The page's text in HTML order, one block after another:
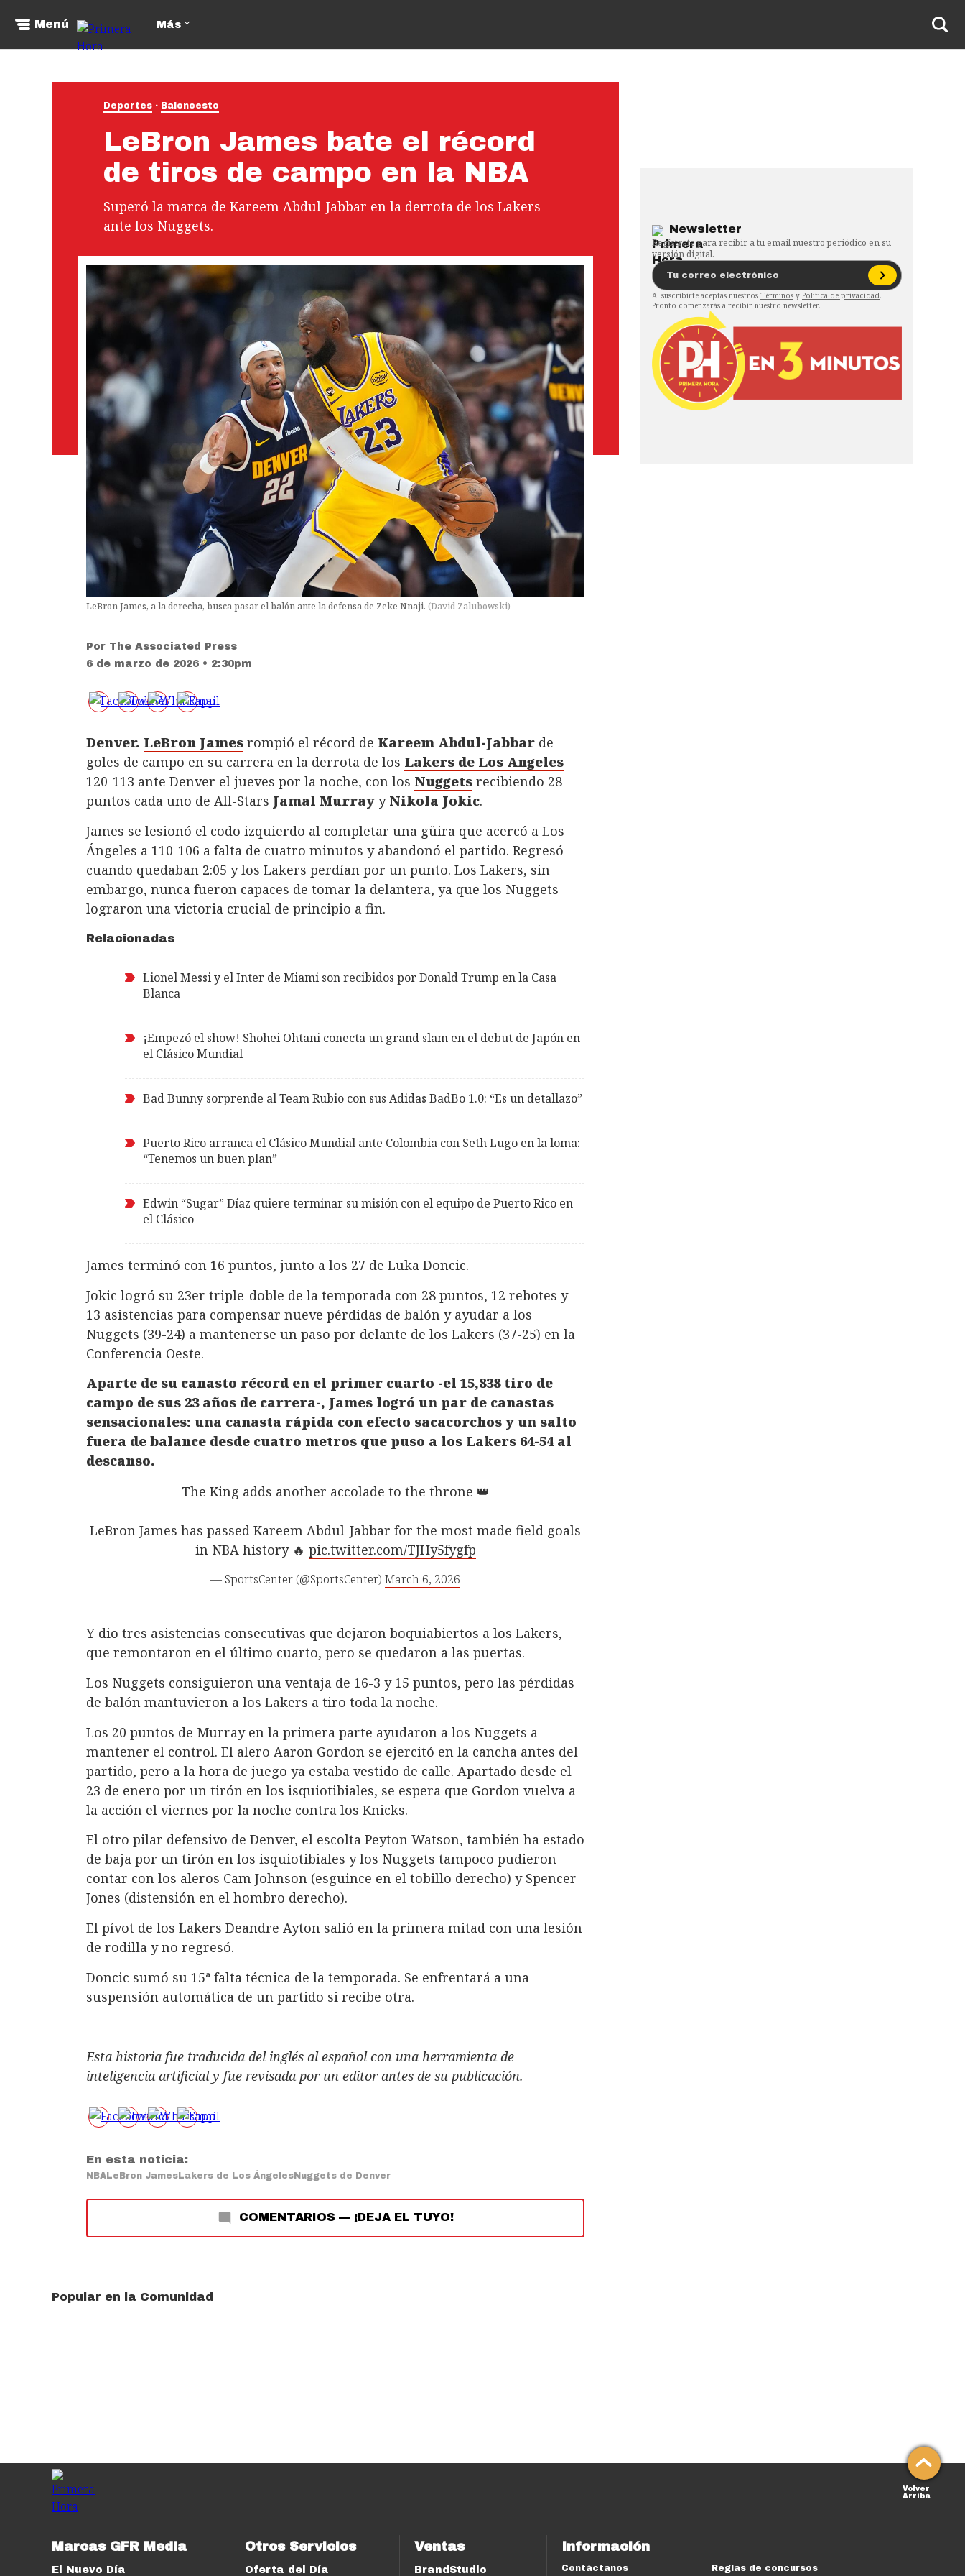
Menú Más
Deportes Baloncesto
LeBron James bate el récord
de tiros de campo en la NBA
Superó la marca de Kareem Abdul-Jabbar en la derrota de los Lakers
ante los Nuggets.
LeBron James, a la derecha, busca pasar el balón ante la defensa de Zeke Nnaji. (David Zalubowski)
Por The Associated Press
6 de marzo de 2026 • 2:30pm
Denver. LeBron James rompió el récord de Kareem Abdul-Jabbar de
goles de campo en su carrera en la derrota de los Lakers de Los Angeles
120-113 ante Denver el jueves por la noche, con los Nuggets recibiendo 28
puntos cada uno de All-Stars Jamal Murray yNikola Jokic.
James se lesionó el codo izquierdo al completar una güira que acercó a Los
Ángeles a 110-106 a falta de cuatro minutos y abandonó el partido. Regresó
cuando quedaban 2:05 y los Lakers perdían por un punto. Los Lakers, sin
embargo, nunca fueron capaces de tomar la delantera, ya que los Nuggets
lograron una victoria crucial de principio a fin.
Relacionadas
Lionel Messi y el Inter de Miami son recibidos por Donald Trump en la Casa
Blanca
¡Empezó el show! Shohei Ohtani conecta un grand slam en el debut de Japón en
el Clásico Mundial
Bad Bunny sorprende al Team Rubio con sus Adidas BadBo 1.0: “Es un detallazo”
Puerto Rico arranca el Clásico Mundial ante Colombia con Seth Lugo en la loma:
“Tenemos un buen plan”
Edwin “Sugar” Díaz quiere terminar su misión con el equipo de Puerto Rico en
el Clásico
James terminó con 16 puntos, junto a los 27 de Luka Doncic.
Jokic logró su 23er triple-doble de la temporada con 28 puntos, 12 rebotes y
13 asistencias para compensar nueve pérdidas de balón y ayudar a los
Nuggets (39-24) a mantenerse un paso por delante de los Lakers (37-25) en la
Conferencia Oeste.
Aparte de su canasto récord en el primer cuarto -el 15,838 tiro de
campo de sus 23 años de carrera-, James logró un par de canastas
sensacionales: una canasta rápida con efecto sacacorchos y un salto
fuera de balance desde cuatro metros que puso a los Lakers 64-54 al
descanso.
The King adds another accolade to the throne 👑
LeBron James has passed Kareem Abdul-Jabbar for the most made field goals
in NBA history 🔥 pic.twitter.com/TJHy5fygfp
— SportsCenter (@SportsCenter) March 6, 2026
Y dio tres asistencias consecutivas que dejaron boquiabiertos a los Lakers,
que remontaron en el último cuarto, pero se quedaron a las puertas.
Los Nuggets consiguieron una ventaja de 16-3 y 15 puntos, pero las pérdidas
de balón mantuvieron a los Lakers a tiro toda la noche.
Los 20 puntos de Murray en la primera parte ayudaron a los Nuggets a
mantener el control. El alero Aaron Gordon se ejercitó en la cancha antes del
partido, pero a la hora de juego ya estaba vestido de calle. Apartado desde el
23 de enero por un tirón en los isquiotibiales, se espera que Gordon vuelva a
la acción el viernes por la noche contra los Knicks.
El otro pilar defensivo de Denver, el escolta Peyton Watson, también ha estado
de baja por un tirón en los isquiotibiales y los Nuggets tampoco pudieron
contar con los aleros Cam Johnson (esguince en el tobillo derecho) y Spencer
Jones (distensión en el hombro derecho).
El pívot de los Lakers Deandre Ayton salió en la primera mitad con una lesión
de rodilla y no regresó.
Doncic sumó su 15ª falta técnica de la temporada. Se enfrentará a una
suspensión automática de un partido si recibe otra.
Esta historia fue traducida del inglés al español con una herramienta de
inteligencia artificial y fue revisada por un editor antes de su publicación.
En esta noticia:
NBA LeBron James Lakers de Los Ángeles Nuggets de Denver
COMENTARIOS — ¡DEJA EL TUYO!
Popular en la Comunidad
Newsletter
Regístrate para recibir a tu email nuestro periódico en su
versión digital.
Al suscribirte aceptas nuestros Términos y Política de privacidad.
Pronto comenzarás a recibir nuestro newsletter.
Volver
Arriba
Marcas GFR Media
El Nuevo Día
Otros Servicios
Oferta del Día
Ventas
BrandStudio
Información
Contáctanos Reglas de concursos